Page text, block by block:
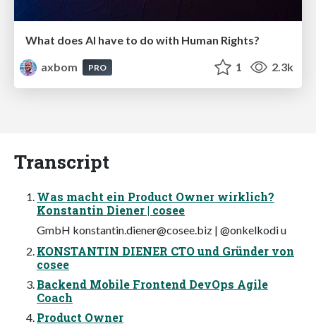
What does AI have to do with Human Rights?
axbom
PRO 1 2.3k
Transcript
Was macht ein Product Owner wirklich?
Konstantin Diener | cosee
GmbH konstantin.diener@cosee.biz | @onkelkodi u
KONSTANTIN DIENER CTO und Gründer von
cosee
Backend Mobile Frontend DevOps Agile
Coach
Product Owner